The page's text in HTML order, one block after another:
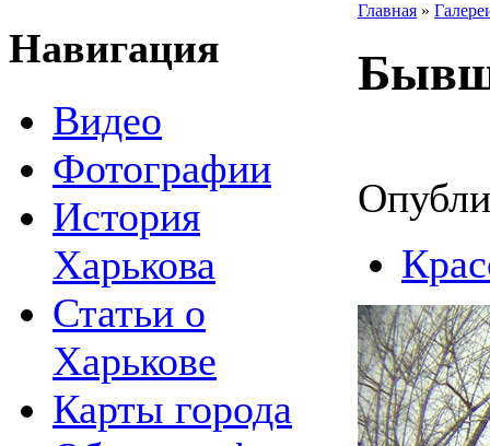
Навигация
Видео
Фотографии
История
Харькова
Статьи о
Харькове
Карты города
Главная »